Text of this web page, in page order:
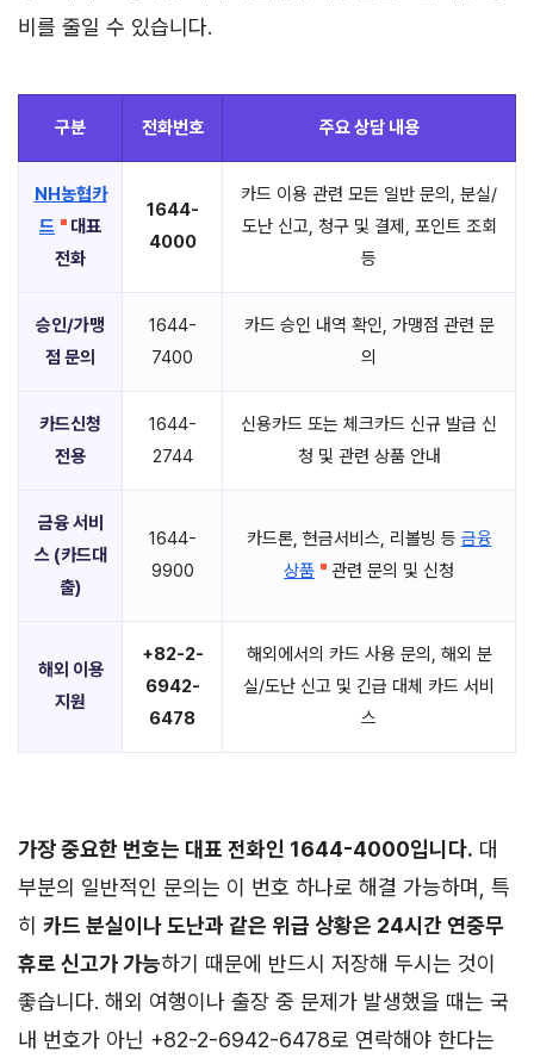
비를 줄일 수 있습니다.
구분 전화번호 주요 상담 내용
NH농협카
드
대표
전화
1644-
4000
카드 이용 관련 모든 일반 문의, 분실/
도난 신고, 청구 및 결제, 포인트 조회
등
승인/가맹
점 문의
1644-
7400
카드 승인 내역 확인, 가맹점 관련 문
의
카드신청
전용
1644-
2744
신용카드 또는 체크카드 신규 발급 신
청 및 관련 상품 안내
금융 서비
스 (카드대
출)
1644-
9900
카드론, 현금서비스, 리볼빙 등 금융
상품
관련 문의 및 신청
해외 이용
지원
+82-2-
6942-
6478
해외에서의 카드 사용 문의, 해외 분
실/도난 신고 및 긴급 대체 카드 서비
스
가장 중요한 번호는 대표 전화인 1644-4000입니다. 대
부분의 일반적인 문의는 이 번호 하나로 해결 가능하며, 특
히 카드 분실이나 도난과 같은 위급 상황은 24시간 연중무
휴로 신고가 가능하기 때문에 반드시 저장해 두시는 것이
좋습니다. 해외 여행이나 출장 중 문제가 발생했을 때는 국
내 번호가 아닌 +82-2-6942-6478로 연락해야 한다는